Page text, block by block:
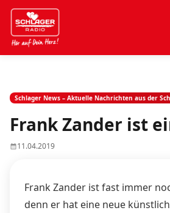
Schlager News – Aktuelle Nachrichten aus der
Frank Zander ist
11.04.2019
Frank Zander ist fast immer
denn er hat eine neue